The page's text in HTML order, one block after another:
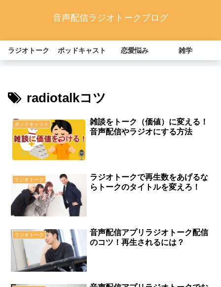
音声配信ラジオトークブログ
ラジオトーク ポッドキャスト 恋愛悩み 雑学
radiotalkコツ
ポッドキャスト
雑談をトーク（価値）に変える！
音声配信やラジオにする方法
ラジオトーク
ラジオトークで再生数をあげるな
らトークのタイトルを変えろ！
ラジオトーク
音声配信アプリラジオトーク配信
のコツ！再生されるには？